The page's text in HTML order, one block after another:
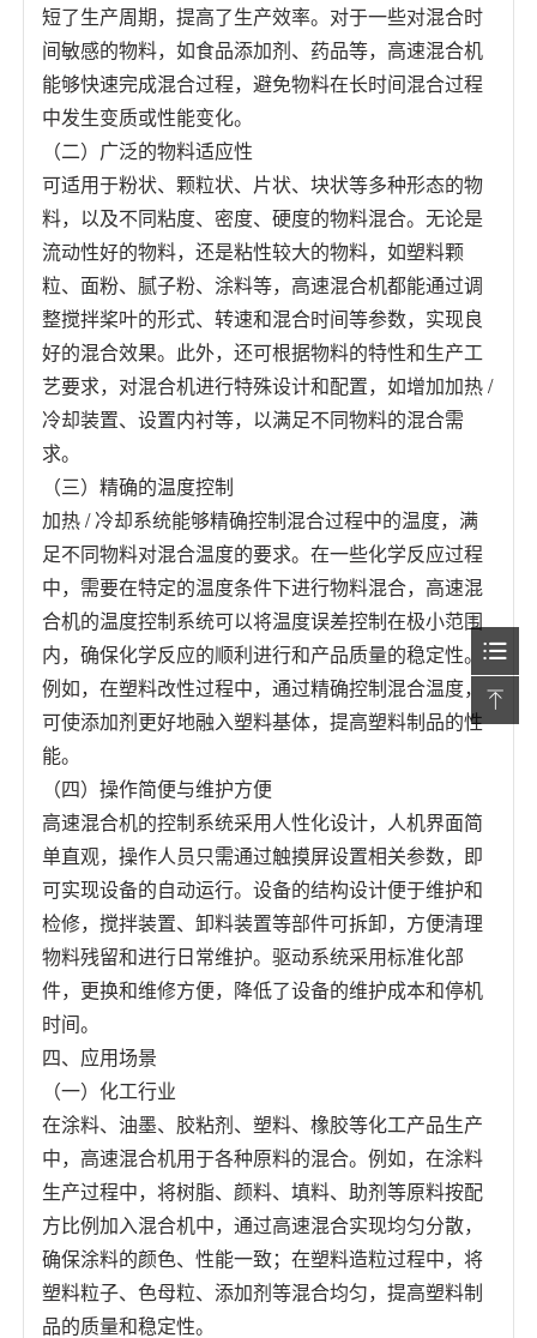
短了生产周期，提高了生产效率。对于一些对混合时
间敏感的物料，如食品添加剂、药品等，高速混合机
能够快速完成混合过程，避免物料在长时间混合过程
中发生变质或性能变化。
（二）广泛的物料适应性
可适用于粉状、颗粒状、片状、块状等多种形态的物
料，以及不同粘度、密度、硬度的物料混合。无论是
流动性好的物料，还是粘性较大的物料，如塑料颗
粒、面粉、腻子粉、涂料等，高速混合机都能通过调
整搅拌桨叶的形式、转速和混合时间等参数，实现良
好的混合效果。此外，还可根据物料的特性和生产工
艺要求，对混合机进行特殊设计和配置，如增加加热 /
冷却装置、设置内衬等，以满足不同物料的混合需
求。
（三）精确的温度控制
加热 / 冷却系统能够精确控制混合过程中的温度，满
足不同物料对混合温度的要求。在一些化学反应过程
中，需要在特定的温度条件下进行物料混合，高速混
合机的温度控制系统可以将温度误差控制在极小范围
内，确保化学反应的顺利进行和产品质量的稳定性。
例如，在塑料改性过程中，通过精确控制混合温度，
可使添加剂更好地融入塑料基体，提高塑料制品的性
能。
（四）操作简便与维护方便
高速混合机的控制系统采用人性化设计，人机界面简
单直观，操作人员只需通过触摸屏设置相关参数，即
可实现设备的自动运行。设备的结构设计便于维护和
检修，搅拌装置、卸料装置等部件可拆卸，方便清理
物料残留和进行日常维护。驱动系统采用标准化部
件，更换和维修方便，降低了设备的维护成本和停机
时间。
四、应用场景
（一）化工行业
在涂料、油墨、胶粘剂、塑料、橡胶等化工产品生产
中，高速混合机用于各种原料的混合。例如，在涂料
生产过程中，将树脂、颜料、填料、助剂等原料按配
方比例加入混合机中，通过高速混合实现均匀分散，
确保涂料的颜色、性能一致；在塑料造粒过程中，将
塑料粒子、色母粒、添加剂等混合均匀，提高塑料制
品的质量和稳定性。